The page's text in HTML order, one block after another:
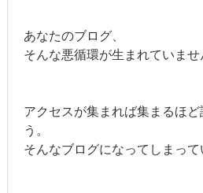
あなたのブログ、
そんな悪循環が生まれていませ
アクセスが集まれば集まるほど
う。
そんなブログになってしまって